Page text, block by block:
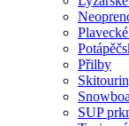
Přilby
SUP